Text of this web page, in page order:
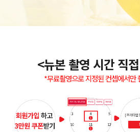
<뉴본 촬영 시간 직
*무료촬영으로 지정된 컨셉에서만